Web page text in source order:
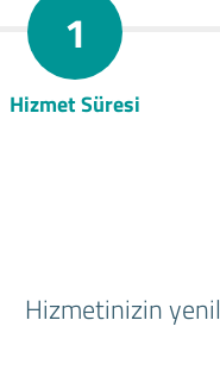
1
Hizmet Süresi
Hizmetinizin